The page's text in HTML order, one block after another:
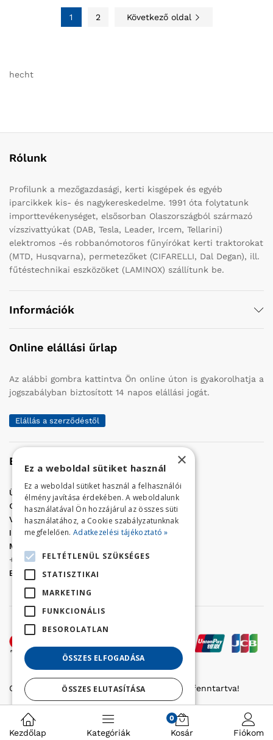
1 2 Következő oldal
hecht
Rólunk
Profilunk a mezőgazdasági, kerti kisgépek és egyéb
iparcikkek kis- és nagykereskedelme. 1991 óta folytatunk
importtevékenységet, elsősorban Olaszországból származó
vízszivattyúkat (DAB, Tesla, Leader, Ircem, Tellarini)
elektromos -és robbanómotoros fűnyírókat kerti traktorokat
(MTD, Husqvarna), permetezőket (CIFARELLI, Dal Degan), ill.
fűtéstechnikai eszközöket (LAMINOX) szállítunk be.
Információk
Online elállási űrlap
Az alábbi gombra kattintva Ön online úton is gyakorolhatja a
jogszabályban biztosított 14 napos elállási jogát.
Elállás a szerződéstől
Elérhetőség
Üzletünk címe:
Szolnok, Vércse út 17.
Golf Center Áruház:06 (56) 423-324
VÁR-Kert Áruház: 06 (56) 429-771
Iroda:06 (56) 421-857
Megrendelés, termék információ:
+36 (70) 938-3356
E-mail:
golfaruhaz@gmail.com
Copyright © 2022 Golfker Kft. - Minden jog fenntartva!
Kezdőlap Kategóriák
0
Kosár Fiókom
×
Ez a weboldal sütiket használ
Ez a weboldal sütiket használ a felhasználói
élmény javítása érdekében. A weboldalunk
használatával Ön hozzájárul az összes süti
használatához, a Cookie szabályzatunknak
megfelelően. Adatkezelési tájékoztató »
FELTÉTLENÜL SZÜKSÉGES
STATISZTIKAI
MARKETING
FUNKCIONÁLIS
BESOROLATLAN
ÖSSZES ELFOGADÁSA
ÖSSZES ELUTASÍTÁSA
Részletek megjelenítése